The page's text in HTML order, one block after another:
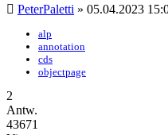
PeterPaletti » 05.04.2023
alp
annotation
cds
objectpage
2
Antw.
43671